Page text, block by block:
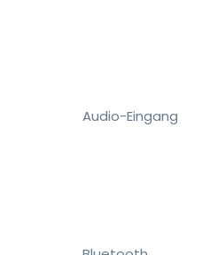
Audio-Eingang